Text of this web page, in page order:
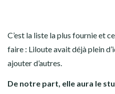
C’est la liste la plus fournie et
faire : Liloute avait déjà plein
ajouter d’autres.
De notre part, elle aura le